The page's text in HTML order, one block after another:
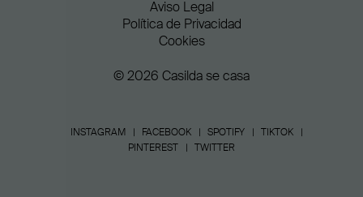
Aviso Legal
Política de Privacidad
Cookies
© 2026 Casilda se casa
INSTAGRAM FACEBOOK SPOTIFY
TIKTOK
PINTEREST
TWITTER